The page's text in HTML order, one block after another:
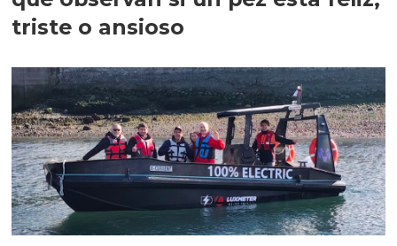
triste o ansioso